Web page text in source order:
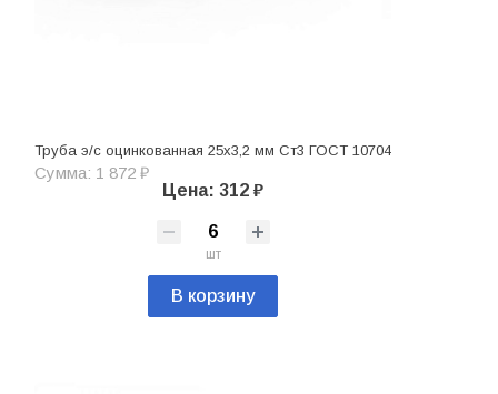
Труба э/с оцинкованная 25х3,2 мм Ст3 ГОСТ 10704
Сумма: 1 872 ₽
Цена: 312 ₽
шт
В корзину